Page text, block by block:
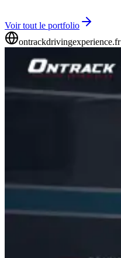
Voir tout le portfolio
ontrackdrivingexperience.fr